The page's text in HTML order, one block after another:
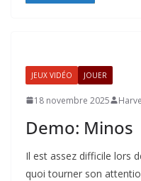
JEUX VIDÉO JOUER
18 novembre 2025
Demo: Minos
Il est assez difficile lors
quoi tourner son